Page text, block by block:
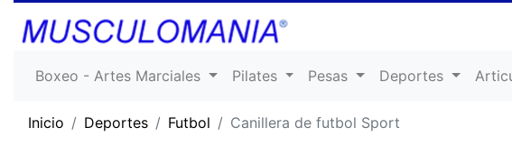
Boxeo - Artes Marciales Pilates Pesas Deportes
Inicio Deportes Futbol Canillera de futbol Sport